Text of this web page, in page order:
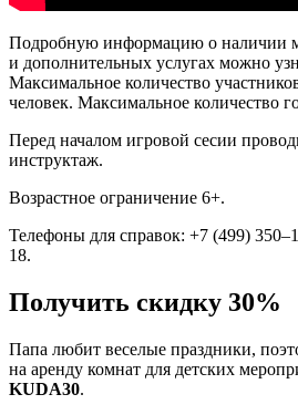
Подробную информацию о наличии
и дополнительных услугах можно
Максимальное количество
человек. Максимальное количество
Перед началом игровой сесии
инструктаж.
Возрастное ограничение 6+.
Телефоны для справок: +7 (499)
18.
Получить скидку 30%
Папа любит веселые праздники,
на аренду комнат для детских
KUDA30.